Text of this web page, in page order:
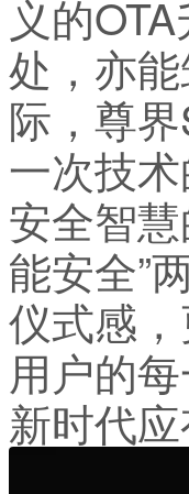
义的
处，亦
际，尊
一次技
安全智
能安全”
仪式感
用户的
新时代